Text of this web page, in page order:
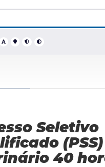
Seletivo
40